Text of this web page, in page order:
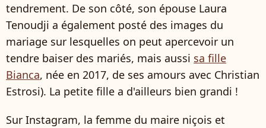
tendrement. De son côté, son épouse Laura
Tenoudji a également posté des images du
mariage sur lesquelles on peut apercevoir un
tendre baiser des mariés, mais aussi sa fille
Bianca, née en 2017, de ses amours avec Christian
Estrosi). La petite fille a d'ailleurs bien grandi !
Sur Instagram, la femme du maire niçois et